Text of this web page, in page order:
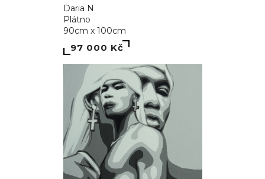
Daria N
Plátno
90cm x 100cm
97 000 Kč